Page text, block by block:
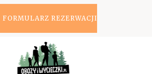
FORMULARZ REZERWACJI